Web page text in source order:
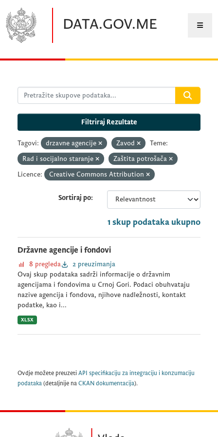
DATA.GOV.ME
Filtriraj Rezultate
Tagovi: drzavne agencije Zavod
Teme:
Rad i socijalno staranje
Zaštita potrošača
Licence:
Creative Commons Attribution
Sortiraj po
1 skup podataka ukupno
Državne agencije i fondovi
8 pregleda
2 preuzimanja
Ovaj skup podataka sadrži informacije o državnim
agencijama i fondovima u Crnoj Gori. Podaci obuhvataju
nazive agencija i fondova, njihove nadležnosti, kontakt
podatke, kao i...
XLSX
Ovdje možete preuzeti API specifikaciju za integraciju i konzumaciju
podataka (detaljnije na CKAN dokumentacija).